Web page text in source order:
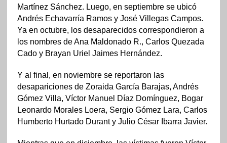
Martínez Sánchez. Luego, en septiembre se ubicó
Andrés Echavarría Ramos y José Villegas Campos.
Ya en octubre, los desaparecidos correspondieron a
los nombres de Ana Maldonado R., Carlos Quezada
Cado y Brayan Uriel Jaimes Hernández.
Y al final, en noviembre se reportaron las
desapariciones de Zoraida García Barajas, Andrés
Gómez Villa, Víctor Manuel Díaz Domínguez, Bogar
Leonardo Morales Loera, Sergio Gómez Lara, Carlos
Humberto Hurtado Durant y Julio César Ibarra Javier.